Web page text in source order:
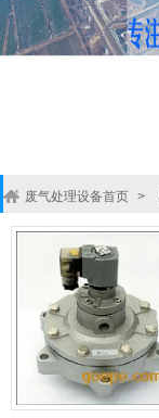
废气处理设备首页 >